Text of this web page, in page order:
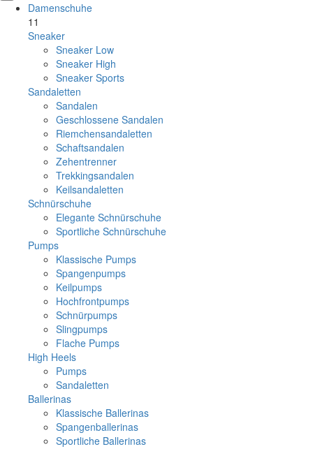
Damenschuhe
11
Sneaker
Sneaker Low
Sneaker High
Sneaker Sports
Sandaletten
Sandalen
Geschlossene Sandalen
Riemchensandaletten
Schaftsandalen
Zehentrenner
Trekkingsandalen
Keilsandaletten
Schnürschuhe
Elegante Schnürschuhe
Sportliche Schnürschuhe
Pumps
Klassische Pumps
Spangenpumps
Keilpumps
Hochfrontpumps
Schnürpumps
Slingpumps
Flache Pumps
High Heels
Pumps
Sandaletten
Ballerinas
Klassische Ballerinas
Spangenballerinas
Sportliche Ballerinas